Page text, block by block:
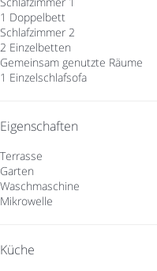
1 Doppelbett
Schlafzimmer 2
2 Einzelbetten
Gemeinsam genutzte Räume
1 Einzelschlafsofa
Eigenschaften
Terrasse
Garten
Waschmaschine
Mikrowelle
Küche